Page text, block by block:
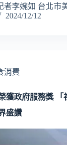
者李婉如 台北市
2024/12/12
消費
獲政府服務獎 「
盛讚